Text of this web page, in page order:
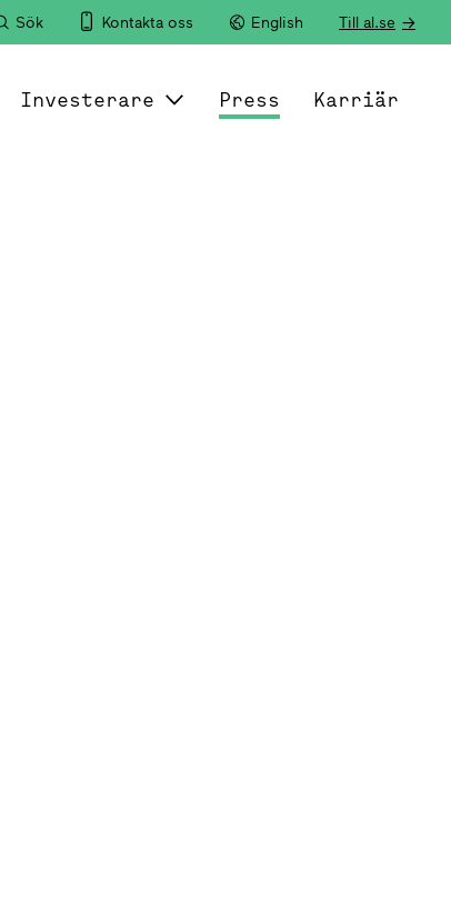
Sök Kontakta oss English Till al.se
Investerare Press Karriär